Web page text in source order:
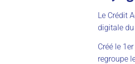
Le Crédit
digitale du
Créé le
regroupe